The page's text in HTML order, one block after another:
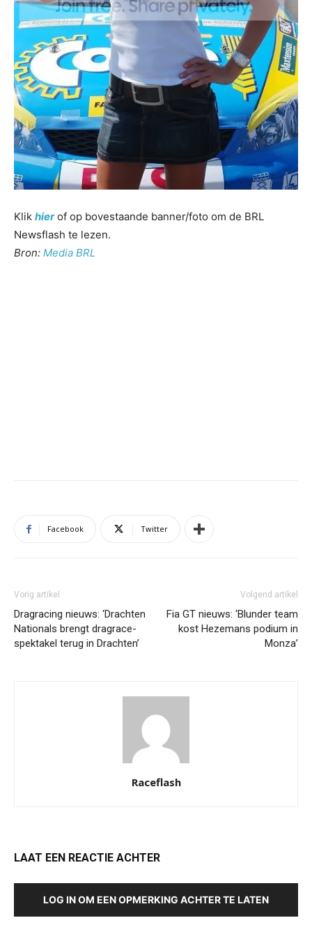
Klik hierof op bovestaande banner/foto om de BRL
Newsflash te lezen.
Bron: Media BRL
Facebook Twitter
Vorig artikel
Dragracing nieuws: ‘Drachten
Nationals brengt dragrace-
spektakel terug in Drachten’
Volgend artikel
Fia GT nieuws: ‘Blunder team
kost Hezemans podium in
Monza’
Raceflash
LAAT EEN REACTIE ACHTER
LOG IN OM EEN OPMERKING ACHTER TE LATEN